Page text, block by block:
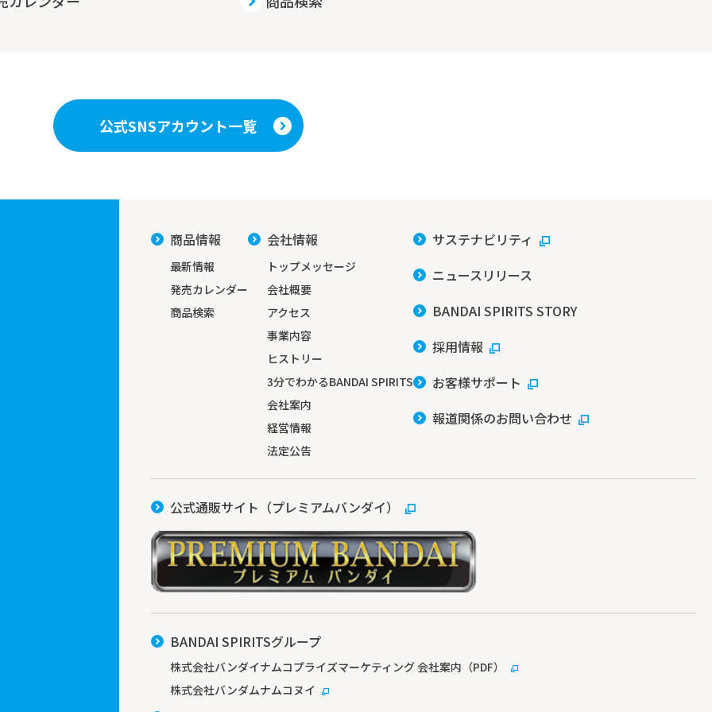
公式SNSアカウント一覧
商品情報
最新情報
発売カレンダー
商品検索
会社情報
トップメッセージ
会社概要
アクセス
事業内容
ヒストリー
3分でわかるBANDAI SPIRITS
会社案内
経営情報
法定公告
サステナビリティ
ニュースリリース
BANDAI SPIRITS STORY
採用情報
お客様サポート
報道関係のお問い合わせ
公式通販サイト（プレミアムバンダイ）
BANDAI SPIRITSグループ
株式会社バンダイナムコプライズマーケティング 会社案内（PDF）
株式会社バンダムナムコヌイ